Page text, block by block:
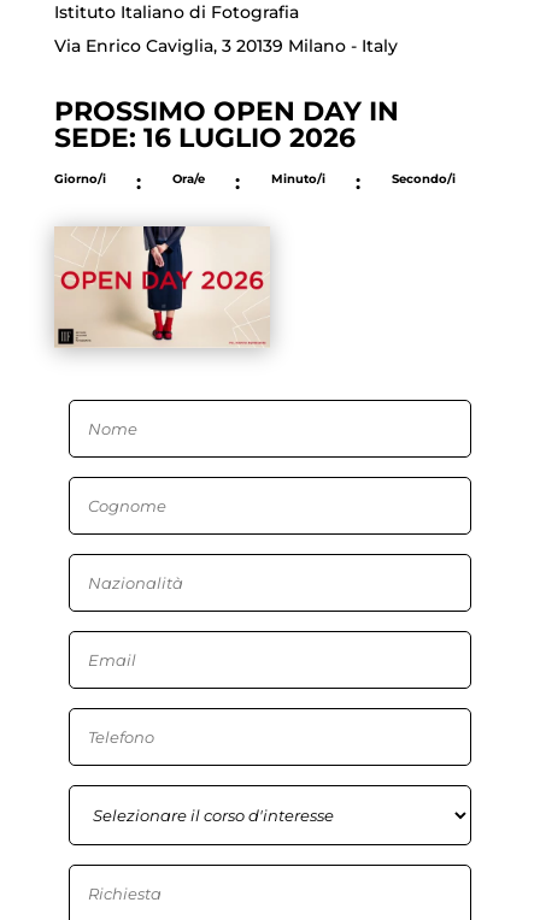
Istituto Italiano di Fotografia
Via Enrico Caviglia, 3 20139 Milano - Italy
PROSSIMO OPEN DAY IN
SEDE: 16 LUGLIO 2026
Giorno/i : Ora/e : Minuto/i : Secondo/i